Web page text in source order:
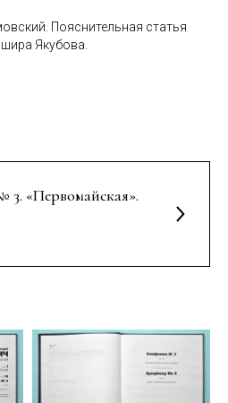
Пояснительная статья
Якубова.
«Первомайская».